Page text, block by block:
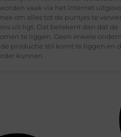
vaak via het internet
om alles tot de puntjes te
uit ligt. Dat betekent dan dat de
te liggen. Geen enkele
productie stil komt te liggen en
kunnen